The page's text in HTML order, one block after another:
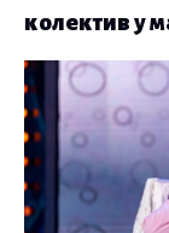
колектив у